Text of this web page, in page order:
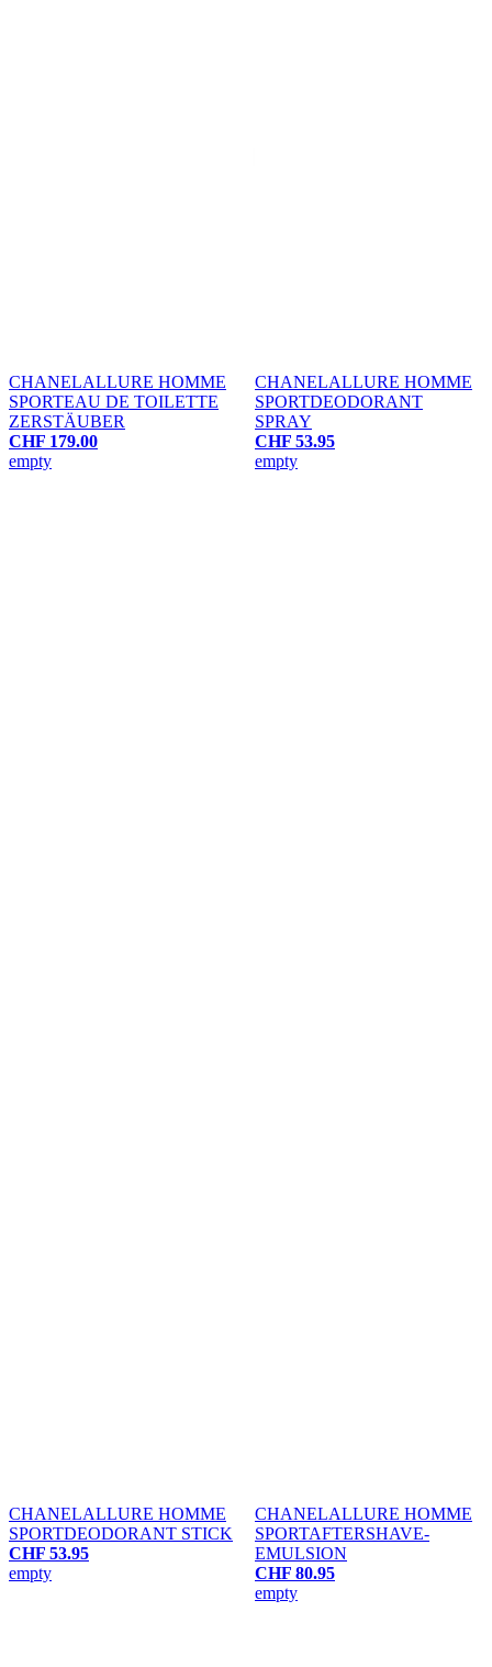
CHANELALLURE HOMME
SPORTEAU DE TOILETTE
ZERSTÄUBER
CHF 179.00
empty
CHANELALLURE HOMME
SPORTDEODORANT
SPRAY
CHF 53.95
empty
CHANELALLURE HOMME
SPORTDEODORANT STICK
CHF 53.95
empty
CHANELALLURE HOMME
SPORTAFTERSHAVE-
EMULSION
CHF 80.95
empty